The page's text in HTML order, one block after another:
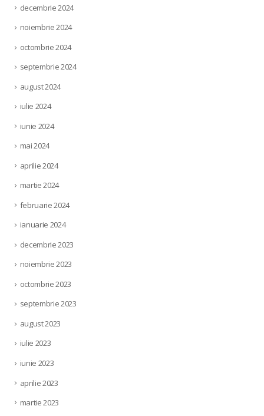
decembrie 2024
noiembrie 2024
octombrie 2024
septembrie 2024
august 2024
iulie 2024
iunie 2024
mai 2024
aprilie 2024
martie 2024
februarie 2024
ianuarie 2024
decembrie 2023
noiembrie 2023
octombrie 2023
septembrie 2023
august 2023
iulie 2023
iunie 2023
aprilie 2023
martie 2023